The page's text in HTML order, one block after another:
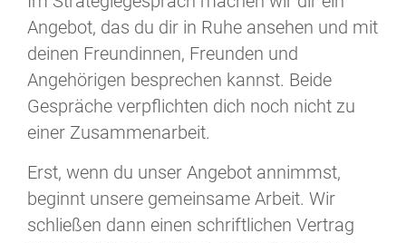
Angebot, das du dir in Ruhe ansehen und mit
deinen Freundinnen, Freunden und
Angehörigen besprechen kannst. Beide
Gespräche verpflichten dich noch nicht zu
einer Zusammenarbeit.
Erst, wenn du unser Angebot annimmst,
beginnt unsere gemeinsame Arbeit. Wir
schließen dann einen schriftlichen Vertrag